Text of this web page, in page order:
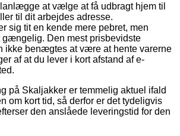
at vælge at få udbragt hjem til
til dit arbejdes adresse.
sig tit en kende mere pebret, men
Den mest prisbevidste
ikke benægtes at være at hente varerne
af at du lever i kort afstand af e-
på Skaljakker er temmelig aktuel ifald
om kort tid, så derfor er det tydeligvis
den anslåede leveringstid for den